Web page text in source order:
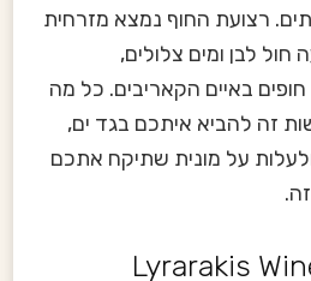
רצועת החוף נמצא מזרחית
חול לבן ומים צלולים,
באיים הקאריבים. כל מה
זה להביא איתכם בגד ים,
על מונית שתיקח אתכם